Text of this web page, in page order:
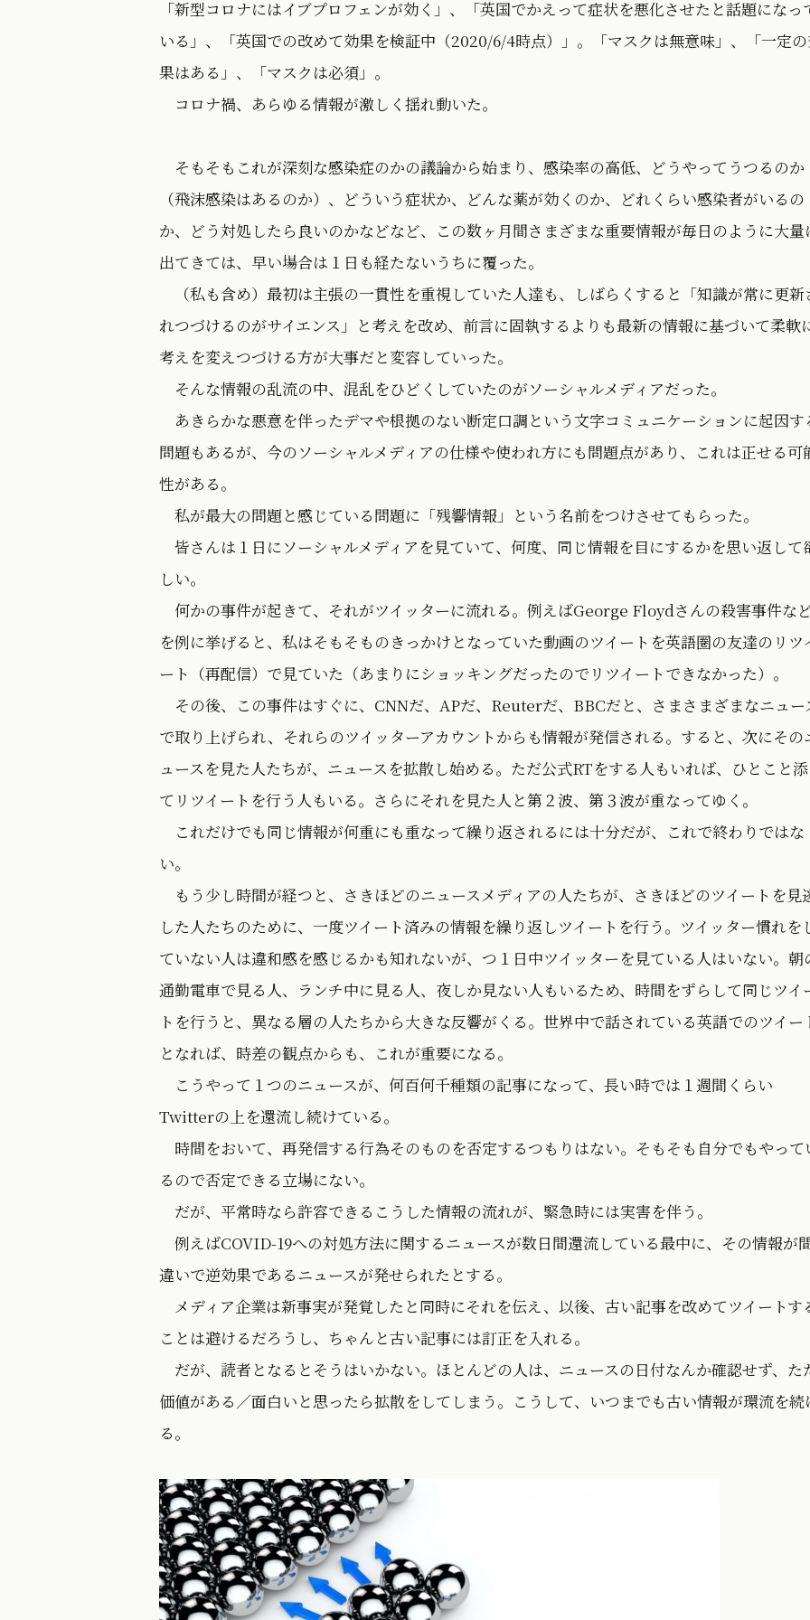
「新型コロナにはイブプロフェンが効く」、「英国でかえって症状を悪化させたと話題になっ
いる」、「英国での改めて効果を検証中（2020/6/4時点）」。「マスクは無意味」、「一定
果はある」、「マスクは必須」。
コロナ禍、あらゆる情報が激しく揺れ動いた。
そもそもこれが深刻な感染症のかの議論から始まり、感染率の高低、どうやってうつるのか
（飛沫感染はあるのか）、どういう症状か、どんな薬が効くのか、どれくらい感染者がいるの
か、どう対処したら良いのかなどなど、この数ヶ月間さまざまな重要情報が毎日のように大量
出てきては、早い場合は１日も経たないうちに覆った。
（私も含め）最初は主張の一貫性を重視していた人達も、しばらくすると「知識が常に更新
れつづけるのがサイエンス」と考えを改め、前言に固執するよりも最新の情報に基づいて柔軟
考えを変えつづける方が大事だと変容していった。
そんな情報の乱流の中、混乱をひどくしていたのがソーシャルメディアだった。
あきらかな悪意を伴ったデマや根拠のない断定口調という文字コミュニケーションに起因す
問題もあるが、今のソーシャルメディアの仕様や使われ方にも問題点があり、これは正せる可
性がある。
私が最大の問題と感じている問題に「残響情報」という名前をつけさせてもらった。
皆さんは１日にソーシャルメディアを見ていて、何度、同じ情報を目にするかを思い返して
しい。
何かの事件が起きて、それがツイッターに流れる。例えばGeorge Floydさんの殺害事件な
を例に挙げると、私はそもそものきっかけとなっていた動画のツイートを英語圏の友達のリツ
ート（再配信）で見ていた（あまりにショッキングだったのでリツイートできなかった）。
その後、この事件はすぐに、CNNだ、APだ、Reuterだ、BBCだと、さまさまざまなニュー
で取り上げられ、それらのツイッターアカウントからも情報が発信される。すると、次にその
ュースを見た人たちが、ニュースを拡散し始める。ただ公式RTをする人もいれば、ひとこと
てリツイートを行う人もいる。さらにそれを見た人と第２波、第３波が重なってゆく。
これだけでも同じ情報が何重にも重なって繰り返されるには十分だが、これで終わりではな
い。
もう少し時間が経つと、さきほどのニュースメディアの人たちが、さきほどのツイートを見
した人たちのために、一度ツイート済みの情報を繰り返しツイートを行う。ツイッター慣れを
ていない人は違和感を感じるかも知れないが、つ１日中ツイッターを見ている人はいない。朝
通勤電車で見る人、ランチ中に見る人、夜しか見ない人もいるため、時間をずらして同じツイ
トを行うと、異なる層の人たちから大きな反響がくる。世界中で話されている英語でのツイー
となれば、時差の観点からも、これが重要になる。
こうやって１つのニュースが、何百何千種類の記事になって、長い時では１週間くらい
Twitterの上を還流し続けている。
時間をおいて、再発信する行為そのものを否定するつもりはない。そもそも自分でもやって
るので否定できる立場にない。
だが、平常時なら許容できるこうした情報の流れが、緊急時には実害を伴う。
例えばCOVID-19への対処方法に関するニュースが数日間還流している最中に、その情報が
違いで逆効果であるニュースが発せられたとする。
メディア企業は新事実が発覚したと同時にそれを伝え、以後、古い記事を改めてツイートす
ことは避けるだろうし、ちゃんと古い記事には訂正を入れる。
だが、読者となるとそうはいかない。ほとんどの人は、ニュースの日付なんか確認せず、た
価値がある／面白いと思ったら拡散をしてしまう。こうして、いつまでも古い情報が環流を続
る。